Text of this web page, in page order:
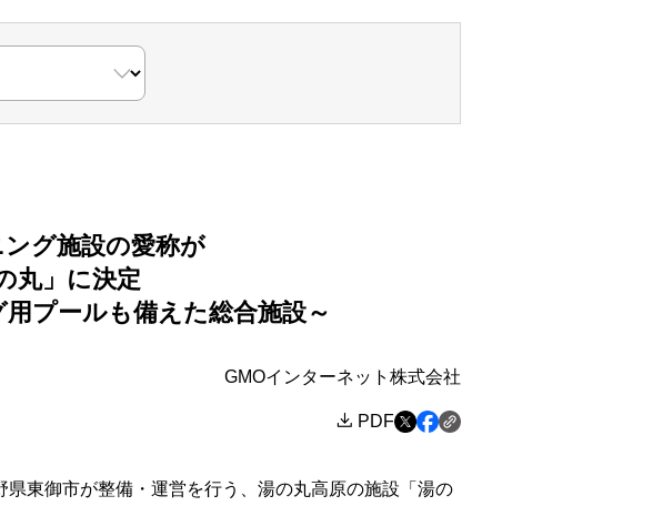
グ施設の愛称が
丸」に決定
プールも備えた総合施設～
GMOインターネット株式会社
PDF
東御市が整備・運営を行う、湯の丸高原の施設「湯の